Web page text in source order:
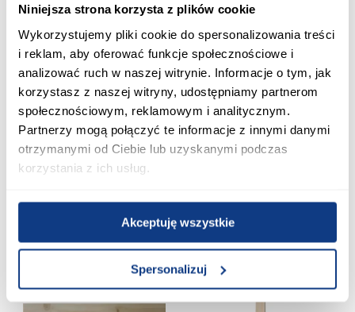
Niniejsza strona korzysta z plików cookie
Wykorzystujemy pliki cookie do spersonalizowania treści
i reklam, aby oferować funkcje społecznościowe i
analizować ruch w naszej witrynie. Informacje o tym, jak
korzystasz z naszej witryny, udostępniamy partnerom
społecznościowym, reklamowym i analitycznym.
Partnerzy mogą połączyć te informacje z innymi danymi
otrzymanymi od Ciebie lub uzyskanymi podczas
korzystania z ich usług.
Akceptuję wszystkie
Spersonalizuj
Sztacheta prosta frezowana
1000mm
Dodaj do koszyka
Sztacheta Frezowana 1000mm
Dodaj do koszyka
PORÓWNAJ PORÓWNAJ